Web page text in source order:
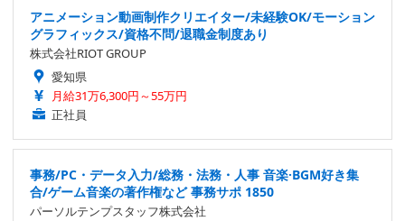
アニメーション動画制作クリエイター/未経験OK/モーション
グラフィックス/資格不問/退職金制度あり
株式会社RIOT GROUP
愛知県
月給31万6,300円～55万円
正社員
事務/PC・データ入力/総務・法務・人事 音楽·BGM好き集
合/ゲーム音楽の著作権など 事務サポ 1850
パーソルテンプスタッフ株式会社